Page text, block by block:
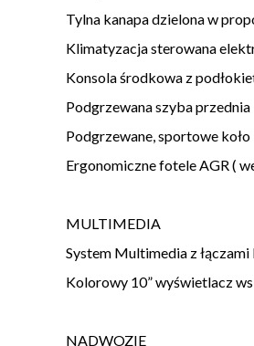
Tylna kanapa dzielona w
Klimatyzacja sterowana
Konsola środkowa z
Podgrzewana szyba przednia
Podgrzewane, sportowe
Ergonomiczne fotele AGR (
MULTIMEDIA
System Multimedia z
Kolorowy 10” wyświetlacz
NADWOZIE